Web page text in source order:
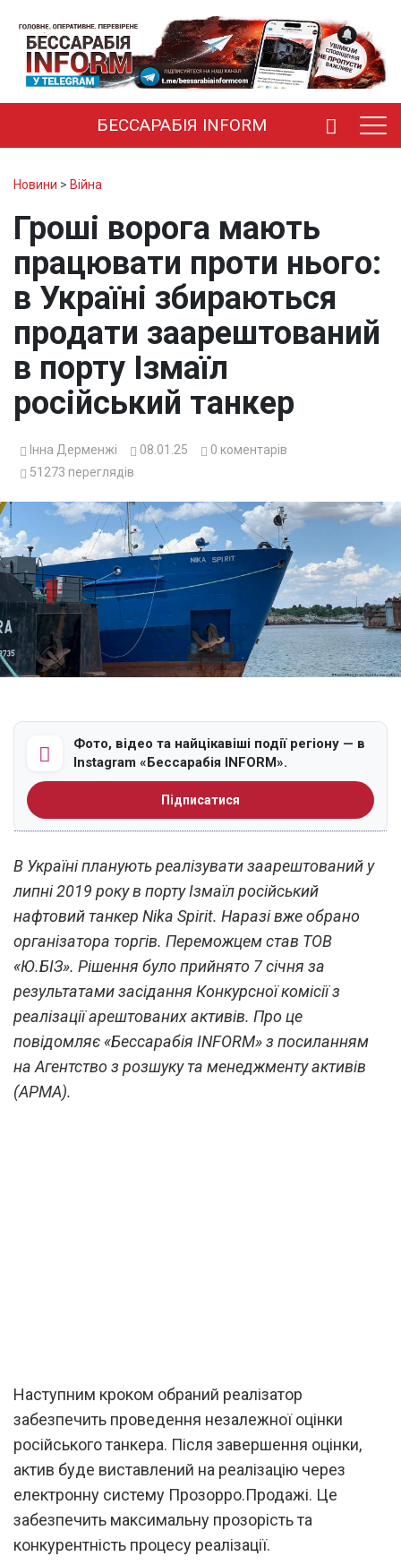
БЕССАРАБІЯ INFORM
Новини > Війна
Гроші ворога мають
працювати проти нього:
в Україні збираються
продати заарештований
в порту Ізмаїл
російський танкер
Інна Дерменжі 08.01.25 0 коментарів
51273 переглядів
Фото, відео та найцікавіші події регіону — в
Instagram «Бессарабія INFORM».
Підписатися
В Україні планують реалізувати заарештований у
липні 2019 року в порту Ізмаїл російський
нафтовий танкер Nika Spirit. Наразі вже обрано
організатора торгів. Переможцем став ТОВ
«Ю.БІЗ». Рішення було прийнято 7 січня за
результатами засідання Конкурсної комісії з
реалізації арештованих активів. Про це
повідомляє «Бессарабія INFORM» з посиланням
на Агентство з розшуку та менеджменту активів
(АРМА).
Наступним кроком обраний реалізатор
забезпечить проведення незалежної оцінки
російського танкера. Після завершення оцінки,
актив буде виставлений на реалізацію через
електронну систему Прозорро.Продажі. Це
забезпечить максимальну прозорість та
конкурентність процесу реалізації.